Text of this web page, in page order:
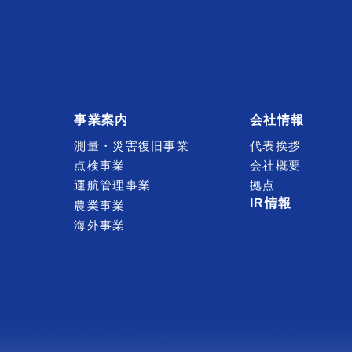
事業案内
測量・災害復旧事業
点検事業
運航管理事業
農業事業
海外事業
会社情報
代表挨拶
会社概要
拠点
IR情報